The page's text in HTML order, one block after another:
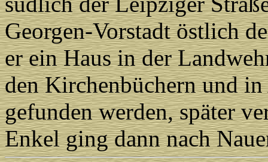
Georgen-Vorstadt östlich
er ein Haus in der
den Kirchenbüchern und
gefunden werden, später
Enkel ging dann nach